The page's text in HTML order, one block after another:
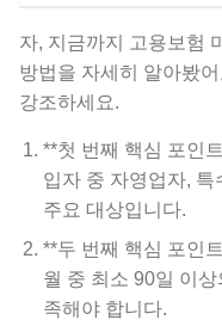
자, 지금까지 고용보험
방법을 자세히 알아봤
강조하세요.
**첫 번째 핵심 포인
입자 중 자영업자, 특
주요 대상입니다.
**두 번째 핵심 포인
월 중 최소 90일 이
족해야 합니다.